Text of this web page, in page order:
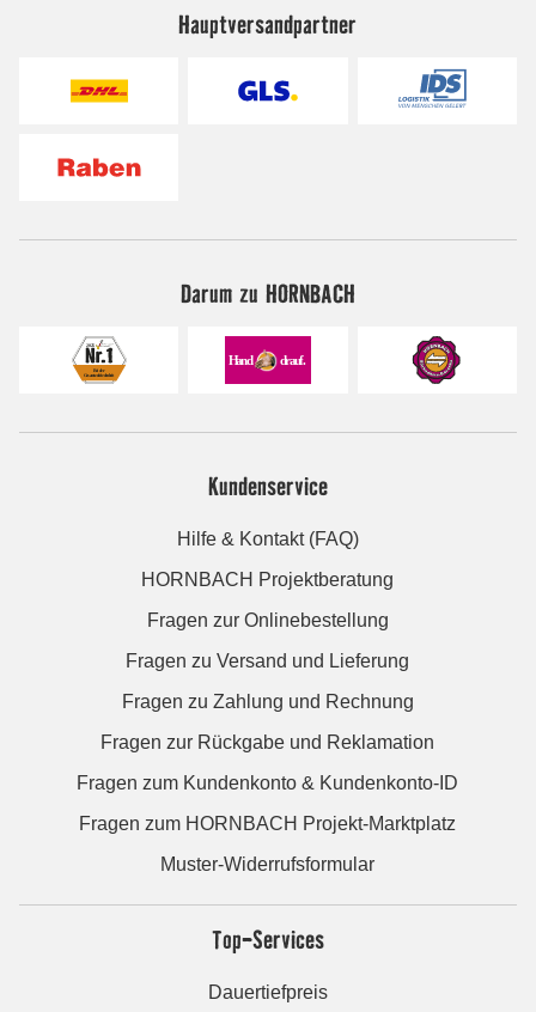
Hauptversandpartner
Darum zu HORNBACH
Kundenservice
Hilfe & Kontakt (FAQ)
HORNBACH Projektberatung
Fragen zur Onlinebestellung
Fragen zu Versand und Lieferung
Fragen zu Zahlung und Rechnung
Fragen zur Rückgabe und Reklamation
Fragen zum Kundenkonto & Kundenkonto-ID
Fragen zum HORNBACH Projekt-Marktplatz
Muster-Widerrufsformular
Top-Services
Dauertiefpreis